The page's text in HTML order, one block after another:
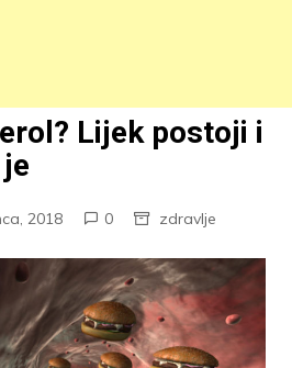
Lijek postoji i
2018 0 zdravlje